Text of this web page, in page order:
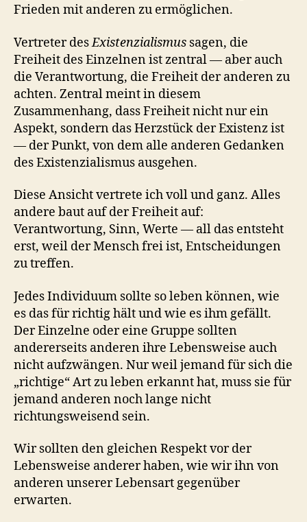
Frieden mit anderen zu ermöglichen.
Vertreter desExistenzialismus sagen, die
Freiheit des Einzelnen ist zentral — aber auch
die Verantwortung, die Freiheit der anderen zu
achten. Zentral meint in diesem
Zusammenhang, dass Freiheit nicht nur ein
Aspekt, sondern das Herzstück der Existenz ist
— der Punkt, von dem alle anderen Gedanken
des Existenzialismus ausgehen.
Diese Ansicht vertrete ich voll und ganz. Alles
andere baut auf der Freiheit auf:
Verantwortung, Sinn, Werte — all das entsteht
erst, weil der Mensch frei ist, Entscheidungen
zu treffen.
Jedes Individuum sollte so leben können, wie
es das für richtig hält und wie es ihm gefällt.
Der Einzelne oder eine Gruppe sollten
andererseits anderen ihre Lebensweise auch
nicht aufzwängen. Nur weil jemand für sich die
„richtige“ Art zu leben erkannt hat, muss sie für
jemand anderen noch lange nicht
richtungsweisend sein.
Wir sollten den gleichen Respekt vor der
Lebensweise anderer haben, wie wir ihn von
anderen unserer Lebensart gegenüber
erwarten.